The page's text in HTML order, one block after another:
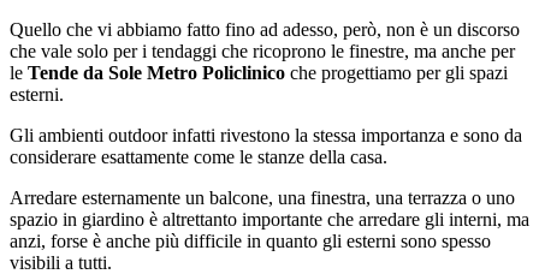
Quello che vi abbiamo fatto fino ad adesso, però, non è un discorso
che vale solo per i tendaggi che ricoprono le finestre, ma anche per
le Tende da Sole Metro Policlinico che progettiamo per gli spazi
esterni.
Gli ambienti outdoor infatti rivestono la stessa importanza e sono da
considerare esattamente come le stanze della casa.
Arredare esternamente un balcone, una finestra, una terrazza o uno
spazio in giardino è altrettanto importante che arredare gli interni, ma
anzi, forse è anche più difficile in quanto gli esterni sono spesso
visibili a tutti.